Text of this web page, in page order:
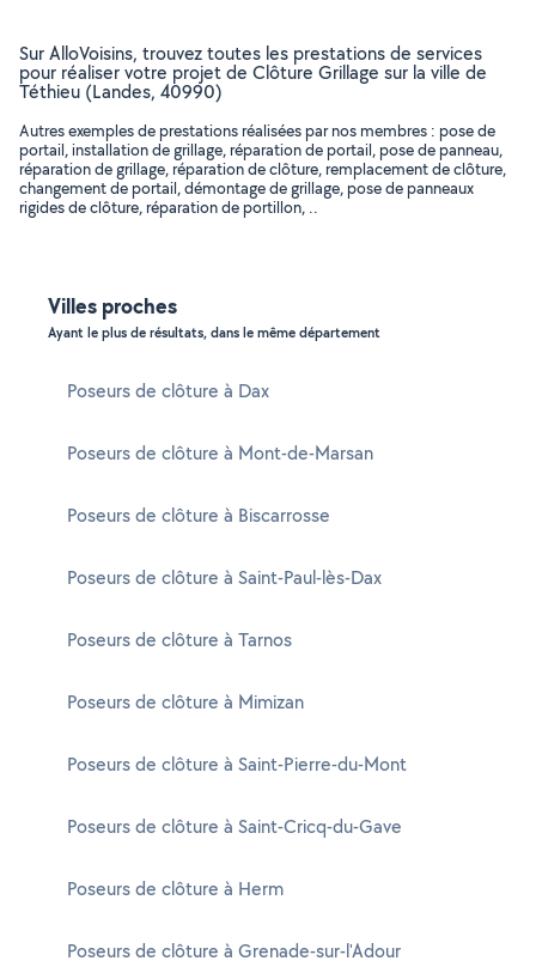
Sur AlloVoisins, trouvez toutes les prestations de services
pour réaliser votre projet de Clôture Grillage sur la ville de
Téthieu (Landes, 40990)
Autres exemples de prestations réalisées par nos membres : pose de
portail, installation de grillage, réparation de portail, pose de panneau,
réparation de grillage, réparation de clôture, remplacement de clôture,
changement de portail, démontage de grillage, pose de panneaux
rigides de clôture, réparation de portillon, ..
Villes proches
Ayant le plus de résultats, dans le même département
Poseurs de clôture à Dax
Poseurs de clôture à Mont-de-Marsan
Poseurs de clôture à Biscarrosse
Poseurs de clôture à Saint-Paul-lès-Dax
Poseurs de clôture à Tarnos
Poseurs de clôture à Mimizan
Poseurs de clôture à Saint-Pierre-du-Mont
Poseurs de clôture à Saint-Cricq-du-Gave
Poseurs de clôture à Herm
Poseurs de clôture à Grenade-sur-l'Adour